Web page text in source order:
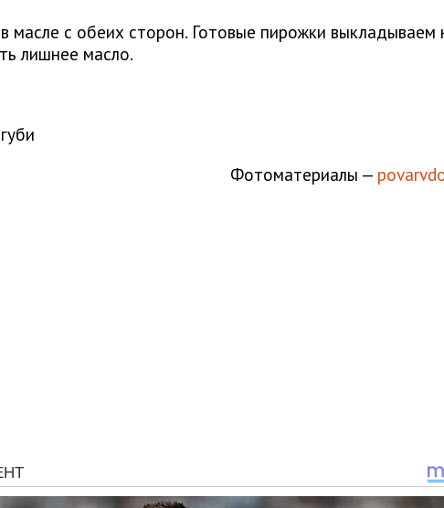
масле с обеих сторон. Готовые пирожки выкладываем
лишнее масло.
Фотоматериалы —